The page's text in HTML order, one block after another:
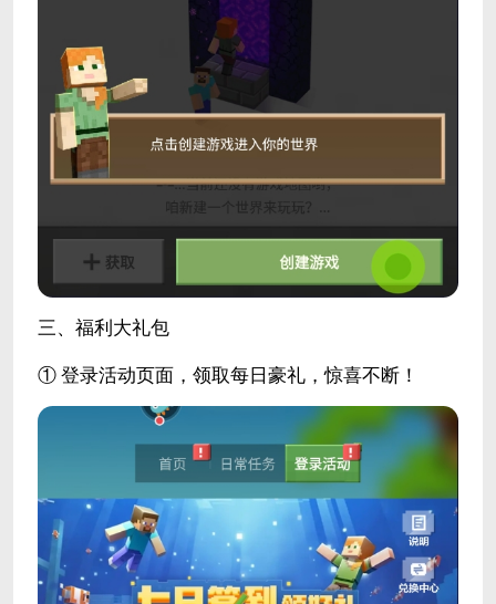
三、福利大礼包
① 登录活动页面，领取每日豪礼，惊喜不断！